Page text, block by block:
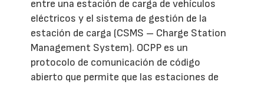
entre una estación de carga de vehículos
eléctricos y el sistema de gestión de la
estación de carga (CSMS – Charge Station
Management System). OCPP es un
protocolo de comunicación de código
abierto que permite que las estaciones de